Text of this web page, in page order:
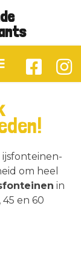
ijsfonteinen-
om heel
in
en 60